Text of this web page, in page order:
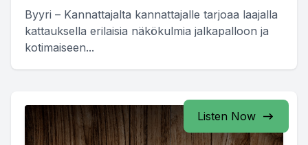
Byyri – Kannattajalta kannattajalle tarjoaa laajalla
kattauksella erilaisia näkökulmia jalkapalloon ja
kotimaiseen...
Listen Now